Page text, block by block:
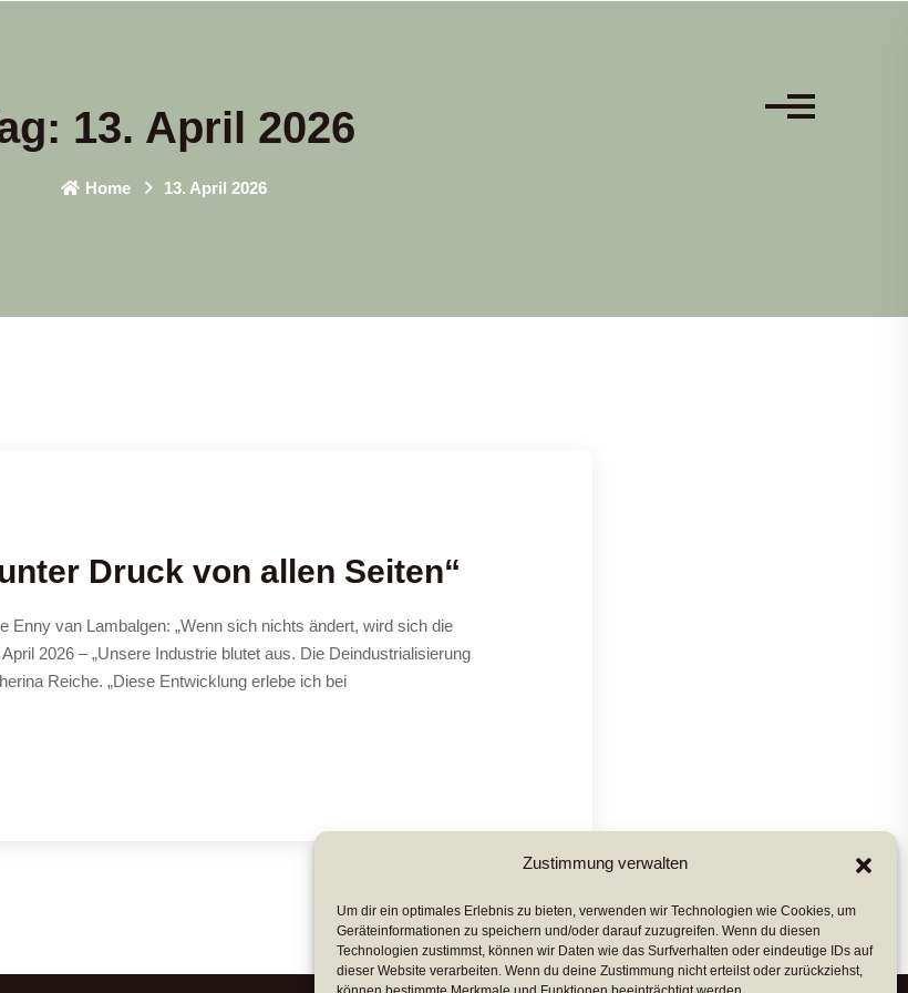
Zustimmung verwalten
Um dir ein optimales Erlebnis zu bieten, verwenden wir Technologien wie Cookies, um
Geräteinformationen zu speichern und/oder darauf zuzugreifen. Wenn du diesen
Technologien zustimmst, können wir Daten wie das Surfverhalten oder eindeutige IDs auf
dieser Website verarbeiten. Wenn du deine Zustimmung nicht erteilst oder zurückziehst,
13. April 2026
Home 13. April 2026
Druck von allen Seiten“
Enny van Lambalgen: „Wenn sich nichts ändert, wird sich die
2026 – „Unsere Industrie blutet aus. Die Deindustrialisierung
Reiche. „Diese Entwicklung erlebe ich bei